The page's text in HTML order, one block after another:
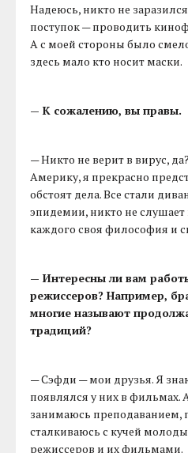
Надеюсь, никто не
поступок — проводить
А с моей стороны было
здесь мало кто носит маски.
— К сожалению, вы правы.
— Никто не верит в вирус,
Америку, я прекрасно
обстоят дела. Все стали
эпидемии, никто не слушает
каждого своя философия и
— Интересны ли вам
режиссеров? Например,
многие называют
традиций?
— Сэфди — мои друзья. Я
появлялся у них в фильмах.
занимаюсь преподаванием,
сталкиваюсь с кучей
режиссеров и их фильмами.